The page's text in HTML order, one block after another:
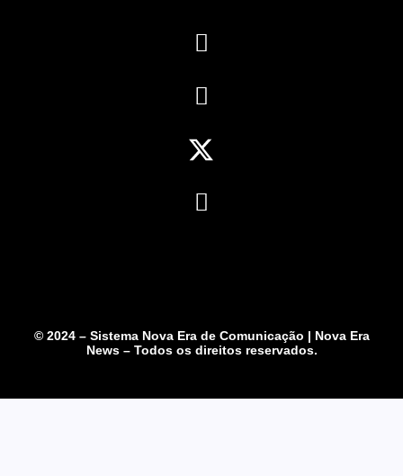
© 2024 – Sistema Nova Era de Comunicação | Nova Era
News – Todos os direitos reservados.